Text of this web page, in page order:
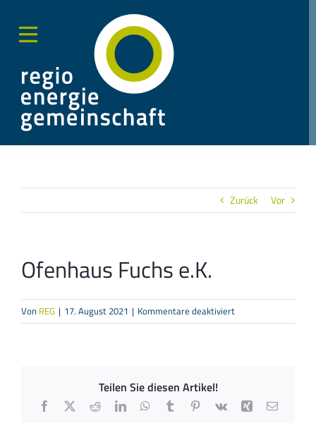
Inhalt
springen
Zurück Vor
Ofenhaus Fuchs e.K.
Von REG | 17. August 2021 | Kommentare deaktiviertfür
Ofenhaus
Teilen Sie diesen Artikel!
Facebook
X RedditLinkedInWhatsApp
TumblrPinterest
Vk Xing E-
Sliding